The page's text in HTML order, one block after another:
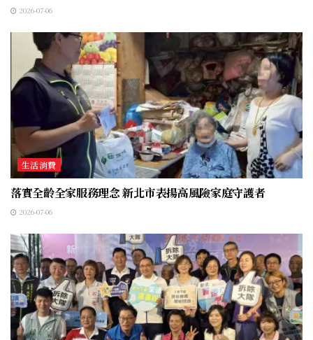
2026-07-06
生活消費
落實全齡全家服務理念 新北市表揚高風險家庭守護者
2026-07-06